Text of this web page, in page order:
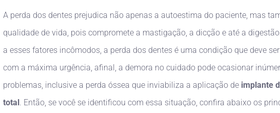
A perda dos dentes prejudica não apenas a autoestima do paciente, mas
qualidade de vida, pois compromete a mastigação, a dicção e até a
a esses fatores incômodos, a perda dos dentes é uma condição que deve
com a máxima urgência, afinal, a demora no cuidado pode ocasionar
problemas, inclusive a perda óssea que inviabiliza a aplicação de implante
total. Então, se você se identificou com essa situação, confira abaixo os